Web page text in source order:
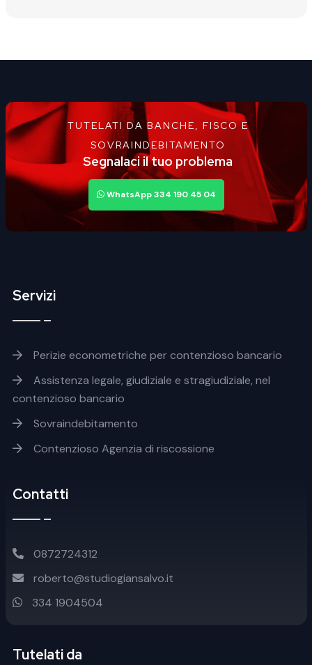
TUTELATI DA BANCHE, FISCO E
SOVRAINDEBITAMENTO
Segnalaci il tuo problema
WhatsApp 334 190 45 04
Servizi
Footer servizi
Perizie econometriche per contenzioso bancario
Assistenza legale, giudiziale e stragiudiziale, nel
contenzioso bancario
Sovraindebitamento
Contenzioso Agenzia di riscossione
Contatti
0872724312
roberto@studiogiansalvo.it
334 1904504
Tutelati da